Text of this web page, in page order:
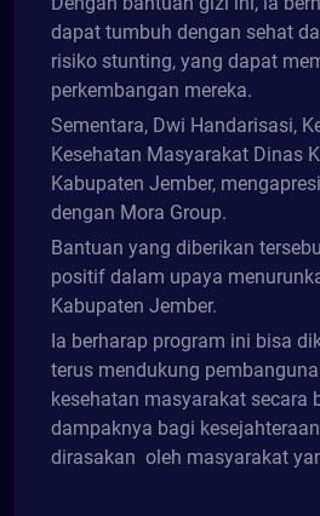
dapat tumbuh dengan sehat
risiko stunting, yang dapat
perkembangan mereka.
Sementara, Dwi Handarisasi,
Kesehatan Masyarakat Dinas
Kabupaten Jember,
dengan Mora Group.
Bantuan yang diberikan
positif dalam upaya
Kabupaten Jember.
Ia berharap program ini bisa
terus mendukung
kesehatan masyarakat secara
dampaknya bagi
dirasakan oleh masyarakat